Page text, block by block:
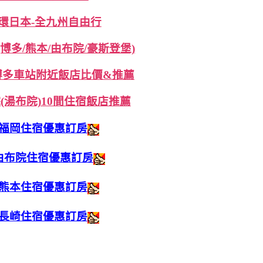
日本-全九州自由行
多/熊本/由布院/豪斯登堡)
車站附近飯店比價&推薦
湯布院)10間住宿飯店推薦
岡住宿優惠訂房
布院住宿優惠訂房
本住宿優惠訂房
崎住宿優惠訂房